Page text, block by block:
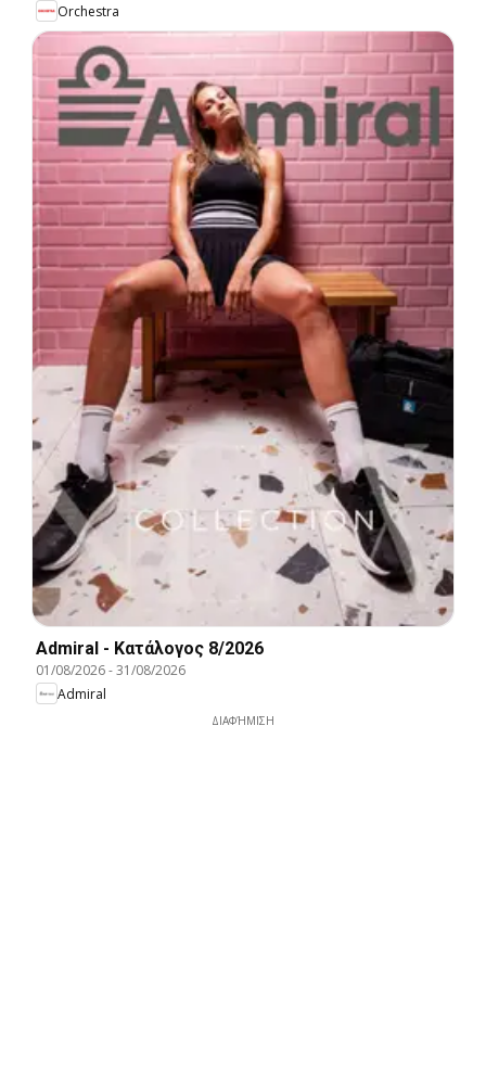
Orchestra
Admiral - Kατάλογος 8/2026
01/08/2026-31/08/2026
Admiral
ΔΙΑΦΉΜΙΣΗ